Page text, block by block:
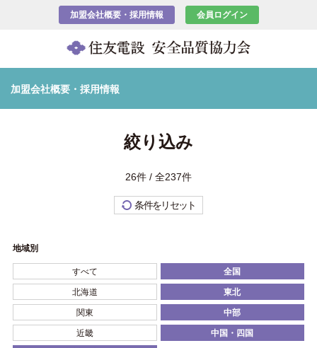
加盟会社概要・採用情報 会員ログイン
加盟会社概要・採用情報
絞り込み
26件 / 全237件
条件をリセット
地域別
すべて 全国
北海道 東北
関東 中部
近畿 中国・四国